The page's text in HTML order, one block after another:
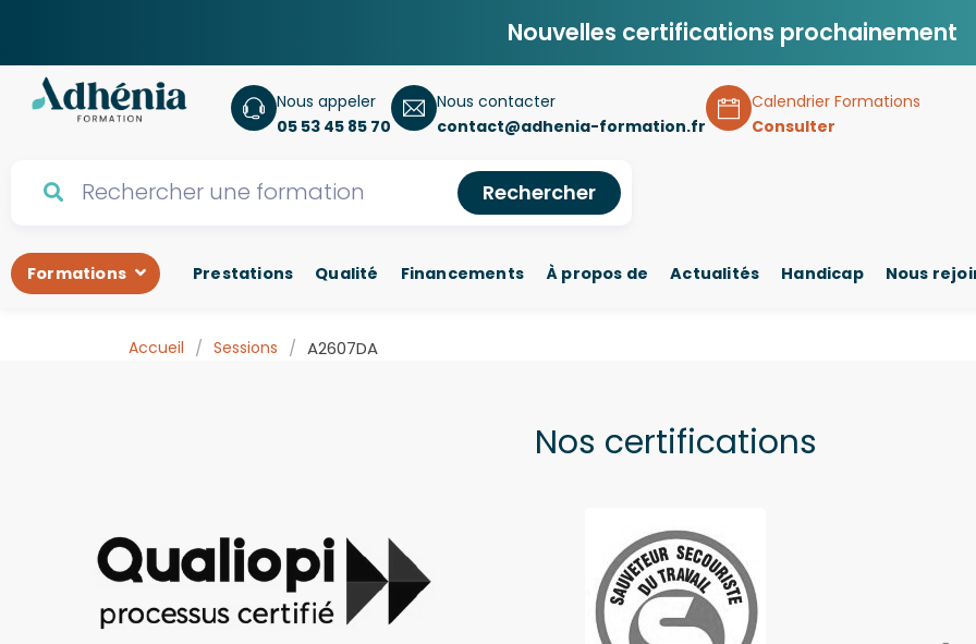
Nouvelles certifications prochainement
Nous appeler
05 53 45 85 70
Nous contacter
contact@adhenia-formation.fr
Calendrier Formations
Consulter
Rechercher
Formations Prestations Qualité Financements À propos de Actualités Handicap Nous
Accueil / Sessions / A2607DA
Nos certifications